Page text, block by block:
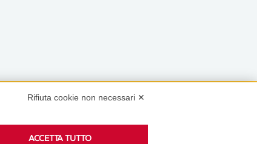
Podcast
Rifiuta cookie non necessari ✕
ACCETTA TUTTO